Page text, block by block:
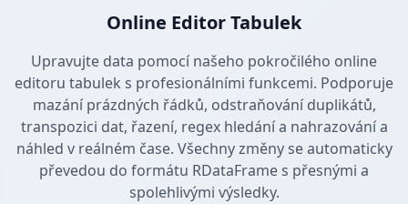
Online Editor Tabulek
Upravujte data pomocí našeho pokročilého online
editoru tabulek s profesionálními funkcemi. Podporuje
mazání prázdných řádků, odstraňování duplikátů,
transpozici dat, řazení, regex hledání a nahrazování a
náhled v reálném čase. Všechny změny se automaticky
převedou do formátu RDataFrame s přesnými a
spolehlivými výsledky.